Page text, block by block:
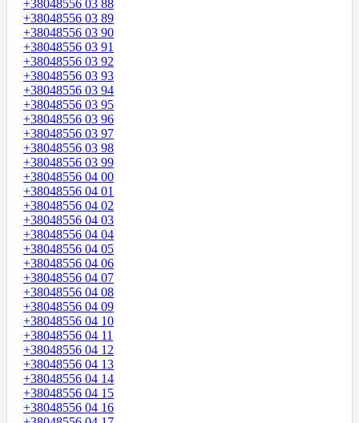
+38048556 03 88
+38048556 03 89
+38048556 03 90
+38048556 03 91
+38048556 03 92
+38048556 03 93
+38048556 03 94
+38048556 03 95
+38048556 03 96
+38048556 03 97
+38048556 03 98
+38048556 03 99
+38048556 04 00
+38048556 04 01
+38048556 04 02
+38048556 04 03
+38048556 04 04
+38048556 04 05
+38048556 04 06
+38048556 04 07
+38048556 04 08
+38048556 04 09
+38048556 04 10
+38048556 04 11
+38048556 04 12
+38048556 04 13
+38048556 04 14
+38048556 04 15
+38048556 04 16